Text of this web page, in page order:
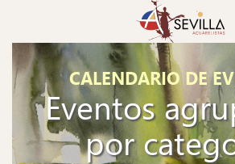
contenido
principal
CALENDARIO DE
Eventos
por